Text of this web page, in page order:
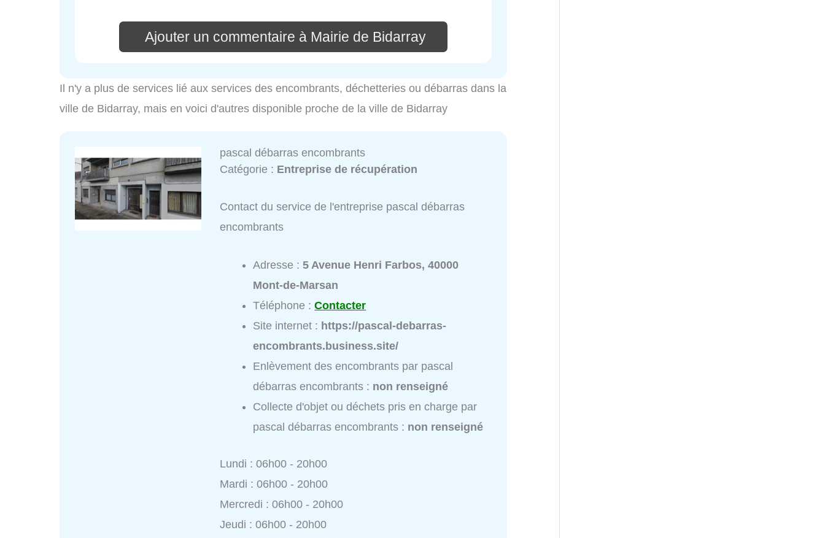
Ajouter un commentaire à Mairie de Bidarray
Il n'y a plus de services lié aux services des encombrants, déchetteries ou débarras dans la
ville de Bidarray, mais en voici d'autres disponible proche de la ville de Bidarray
pascal débarras encombrants
Catégorie : Entreprise de récupération
Contact du service de l'entreprise pascal débarras
encombrants
Adresse :5 Avenue Henri Farbos, 40000
Mont-de-Marsan
Téléphone :Contacter
Site internet : https://pascal-debarras-
encombrants.business.site/
Enlèvement des encombrants par pascal
débarras encombrants : non renseigné
Collecte d'objet ou déchets pris en charge par
pascal débarras encombrants : non renseigné
Lundi : 06h00 - 20h00
Mardi : 06h00 - 20h00
Mercredi : 06h00 - 20h00
Jeudi : 06h00 - 20h00